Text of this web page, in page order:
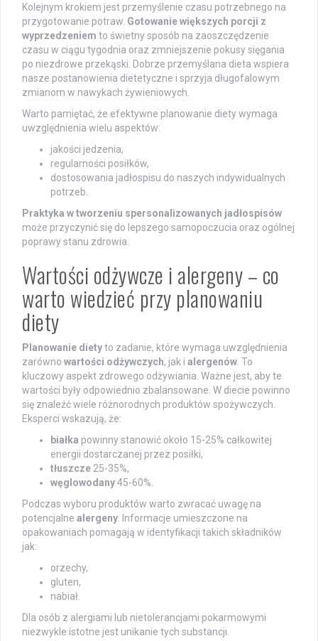
Kolejnym krokiem jest przemyślenie czasu potrzebnego na
przygotowanie potraw. Gotowanie większych porcji z
wyprzedzeniem to świetny sposób na zaoszczędzenie
czasu w ciągu tygodnia oraz zmniejszenie pokusy sięgania
po niezdrowe przekąski. Dobrze przemyślana dieta wspiera
nasze postanowienia dietetyczne i sprzyja długofalowym
zmianom w nawykach żywieniowych.
Warto pamiętać, że efektywne planowanie diety wymaga
uwzględnienia wielu aspektów:
jakości jedzenia,
regularności posiłków,
dostosowania jadłospisu do naszych indywidualnych
potrzeb.
Praktyka w tworzeniu spersonalizowanych jadłospisów
może przyczynić się do lepszego samopoczucia oraz ogólnej
poprawy stanu zdrowia.
Wartości odżywcze i alergeny – co
warto wiedzieć przy planowaniu
diety
Planowanie dietyto zadanie, które wymaga uwzględnienia
zarówno wartości odżywczych, jak i alergenów . To
kluczowy aspekt zdrowego odżywiania. Ważne jest, aby te
wartości były odpowiednio zbalansowane. W diecie powinno
się znaleźć wiele różnorodnych produktów spożywczych.
Eksperci wskazują, że:
białka powinny stanowić około 15-25% całkowitej
energii dostarczanej przez posiłki,
tłuszcze 25-35%,
węglowodany45-60%.
Podczas wyboru produktów warto zwracać uwagę na
potencjalne alergeny . Informacje umieszczone na
opakowaniach pomagają w identyfikacji takich składników
jak:
orzechy,
gluten,
nabiał.
Dla osób z alergiami lub nietolerancjami pokarmowymi
niezwykle istotne jest unikanie tych substancji.